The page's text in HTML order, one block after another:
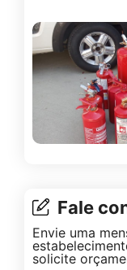
Fale
Envie uma
solicite